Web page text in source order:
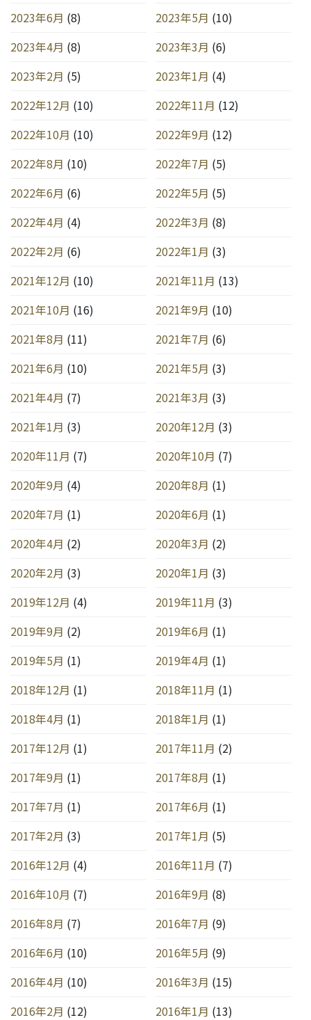
2023年6月 (8) 2023年5月 (10)
2023年4月 (8) 2023年3月 (6)
2023年2月 (5) 2023年1月 (4)
2022年12月 (10) 2022年11月 (12)
2022年10月 (10) 2022年9月 (12)
2022年8月 (10) 2022年7月 (5)
2022年6月 (6) 2022年5月 (5)
2022年4月 (4) 2022年3月 (8)
2022年2月 (6) 2022年1月 (3)
2021年12月 (10) 2021年11月 (13)
2021年10月 (16) 2021年9月 (10)
2021年8月 (11) 2021年7月 (6)
2021年6月 (10) 2021年5月 (3)
2021年4月 (7) 2021年3月 (3)
2021年1月 (3) 2020年12月 (3)
2020年11月 (7) 2020年10月 (7)
2020年9月 (4) 2020年8月 (1)
2020年7月 (1) 2020年6月 (1)
2020年4月 (2) 2020年3月 (2)
2020年2月 (3) 2020年1月 (3)
2019年12月 (4) 2019年11月 (3)
2019年9月 (2) 2019年6月 (1)
2019年5月 (1) 2019年4月 (1)
2018年12月 (1) 2018年11月 (1)
2018年4月 (1) 2018年1月 (1)
2017年12月 (1) 2017年11月 (2)
2017年9月 (1) 2017年8月 (1)
2017年7月 (1) 2017年6月 (1)
2017年2月 (3) 2017年1月 (5)
2016年12月 (4) 2016年11月 (7)
2016年10月 (7) 2016年9月 (8)
2016年8月 (7) 2016年7月 (9)
2016年6月 (10) 2016年5月 (9)
2016年4月 (10) 2016年3月 (15)
2016年2月 (12) 2016年1月 (13)